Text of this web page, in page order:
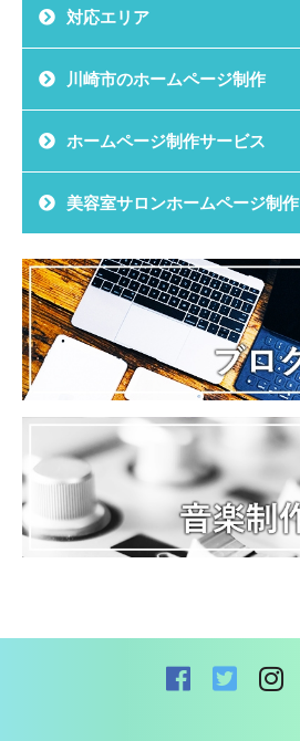
対応エリア
川崎市のホームページ制作
ホームページ制作サービス
美容室サロンホームページ制作
お問い合わせ